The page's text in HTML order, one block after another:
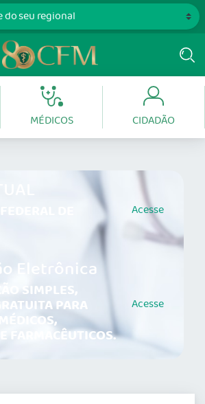
MÉDICOS CIDADÃO
DE Acesse
Eletrônica
SIMPLES,
PARA
FARMACÊUTICOS.
Acesse